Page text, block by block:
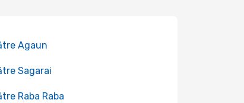
Agaun
Sagarai
Raba Raba